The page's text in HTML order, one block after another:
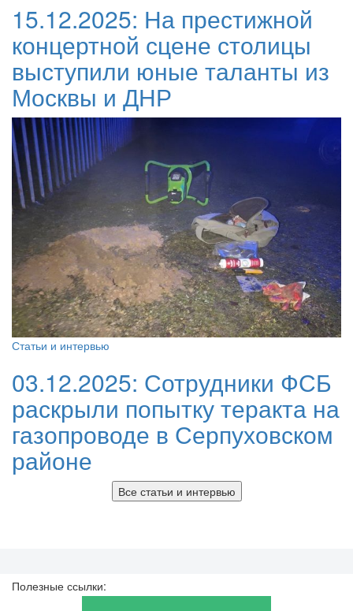
15.12.2025: На престижной
концертной сцене столицы
выступили юные таланты из
Москвы и ДНР
Статьи и интервью
03.12.2025: Сотрудники ФСБ
раскрыли попытку теракта на
газопроводе в Серпуховском
районе
Все статьи и интервью
Полезные ссылки: